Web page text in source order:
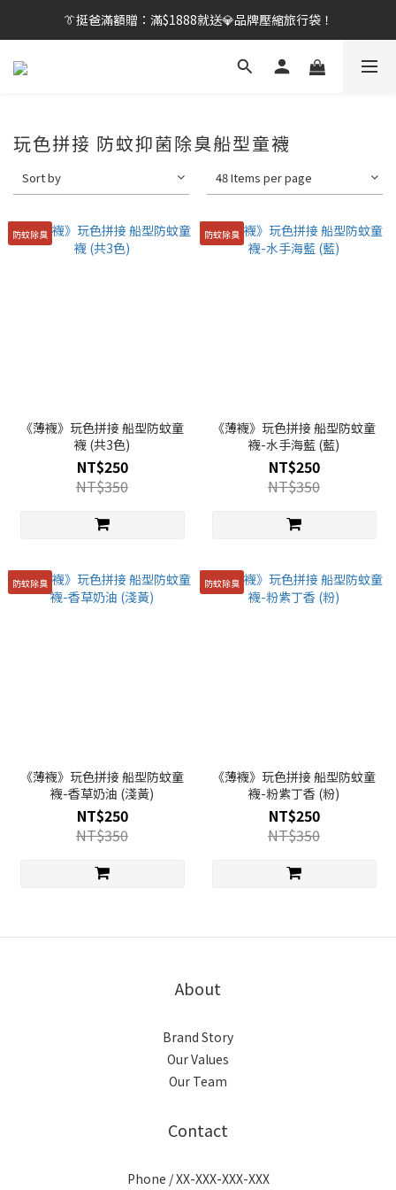
👔挺爸行動：全館襪款【最低$149起】✨立即下單！
👔挺爸滿額贈：滿$1888就送💎品牌壓縮旅行袋！
【刷卡/電子支付限定】下單送✨WARX品牌質感杯袋！
玩色拼接 防蚊抑菌除臭船型童襪
Sort by 48 Items per page
防蚊除臭
《薄襪》玩色拼接 船型防蚊童
襪 (共3色)
NT$250
NT$350
防蚊除臭
《薄襪》玩色拼接 船型防蚊童
襪-水手海藍 (藍)
NT$250
NT$350
防蚊除臭
《薄襪》玩色拼接 船型防蚊童
襪-香草奶油 (淺黃)
NT$250
NT$350
防蚊除臭
《薄襪》玩色拼接 船型防蚊童
襪-粉紫丁香 (粉)
NT$250
NT$350
About
Brand Story
Our Values
Our Team
Contact
Phone / XX-XXX-XXX-XXX